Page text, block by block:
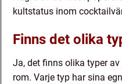
kultstatus inom
Finns det olika
Ja, det finns olika typer
rom. Varje typ har sina